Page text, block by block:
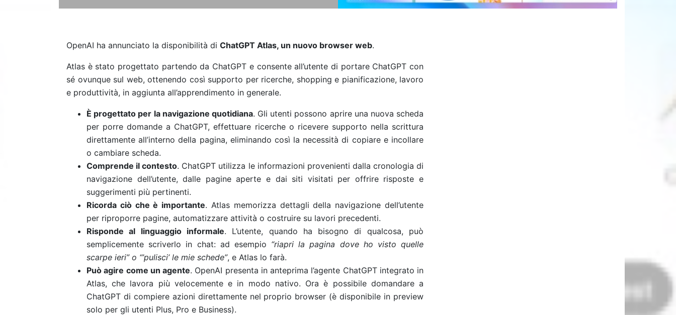
OpenAI ha annunciato la disponibilità di ChatGPT Atlas, un nuovo browser web.
Atlas è stato progettato partendo da ChatGPT e consente all’utente di portare ChatGPT con
sé ovunque sul web, ottenendo così supporto per ricerche, shopping e pianificazione, lavoro
e produttività, in aggiunta all’apprendimento in generale.
È progettato per la navigazione quotidiana. Gli utenti possono aprire una nuova scheda
per porre domande a ChatGPT, effettuare ricerche o ricevere supporto nella scrittura
direttamente all’interno della pagina, eliminando così la necessità di copiare e incollare
o cambiare scheda.
Comprende il contesto. ChatGPT utilizza le informazioni provenienti dalla cronologia di
navigazione dell’utente, dalle pagine aperte e dai siti visitati per offrire risposte e
suggerimenti più pertinenti.
Ricorda ciò che è importante. Atlas memorizza dettagli della navigazione dell’utente
per riproporre pagine, automatizzare attività o costruire su lavori precedenti.
Risponde al linguaggio informale. L’utente, quando ha bisogno di qualcosa, può
semplicemente scriverlo in chat: ad esempio “riapri la pagina dove ho visto quelle
scarpe ieri” o “’pulisci’ le mie schede”, e Atlas lo farà.
Può agire come un agente. OpenAI presenta in anteprima l’agente ChatGPTintegrato in
Atlas, che lavora più velocemente e in modo nativo. Ora è possibile domandare a
ChatGPT di compiere azioni direttamente nel proprio browser (è disponibile in preview
solo per gli utenti Plus, Pro e Business).